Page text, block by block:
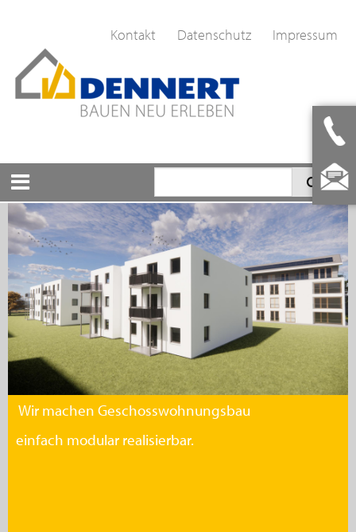
Kontakt Datenschutz Impressum
Wir machen Geschosswohnungsbau
einfach modular realisierbar.